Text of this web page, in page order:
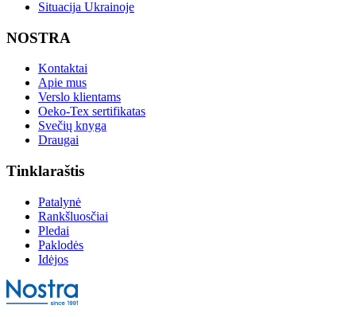
Situacija Ukrainoje
NOSTRA
Kontaktai
Apie mus
Verslo klientams
Oeko-Tex sertifikatas
Svečių knyga
Draugai
Tinklaraštis
Patalynė
Rankšluosčiai
Pledai
Paklodės
Idėjos